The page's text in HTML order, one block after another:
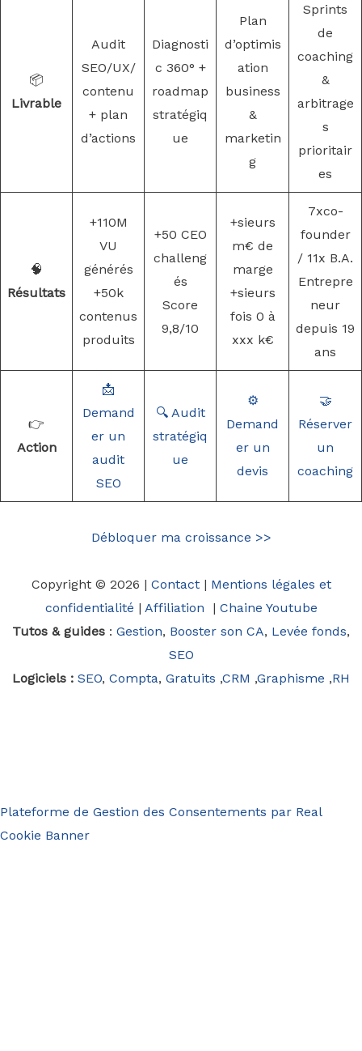
📦
Livrable
Audit
SEO/UX/
contenu
+ plan
d’actions
Diagnosti
c 360° +
roadmap
stratégiq
ue
Plan
d’optimis
ation
business
&
marketin
g
Sprints
de
coaching
&
arbitrage
s
prioritair
es
🧠
Résultats
+110M
VU
générés
+50k
contenus
produits
+50 CEO
challeng
és
Score
9,8/10
+sieurs
m€ de
marge
+sieurs
fois 0 à
xxx k€
7xco-
founder
/ 11x B.A.
Entrepre
neur
depuis 19
ans
👉
Action
📩
Demand
er un
audit
SEO
🔍 Audit
stratégiq
ue
⚙️
Demand
er un
devis
🤝
Réserver
un
coaching
Débloquer ma croissance >>
Copyright © 2026 | Contact| Mentions légales et
confidentialité | Affiliation | Chaine Youtube
Tutos & guides : Gestion, Booster son CA, Levée fonds,
SEO
Logiciels : SEO, Compta, Gratuits ,CRM ,Graphisme ,RH
Plateforme de Gestion des Consentements par Real
Cookie Banner